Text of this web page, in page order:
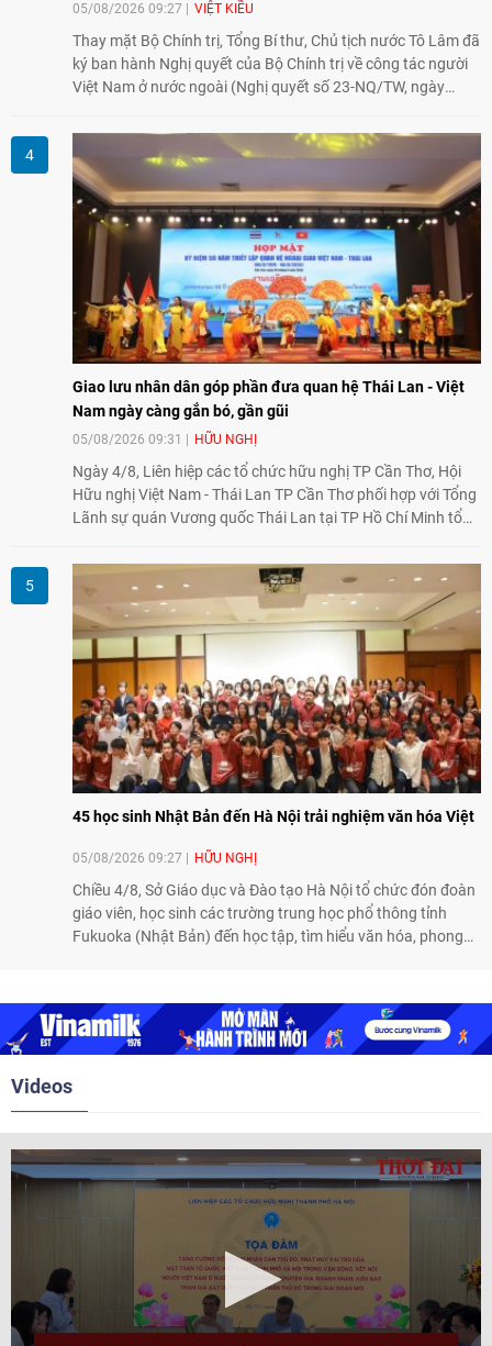
05/08/2026 09:27 VIỆT KIỀU
Thay mặt Bộ Chính trị, Tổng Bí thư, Chủ tịch nước Tô Lâm đã
ký ban hành Nghị quyết của Bộ Chính trị về công tác người
Việt Nam ở nước ngoài (Nghị quyết số 23-NQ/TW, ngày
Giao lưu nhân dân góp phần đưa quan hệ Thái Lan - Việt
Nam ngày càng gắn bó, gần gũi
05/08/2026 09:31 HỮU NGHỊ
Ngày 4/8, Liên hiệp các tổ chức hữu nghị TP Cần Thơ, Hội
Hữu nghị Việt Nam - Thái Lan TP Cần Thơ phối hợp với Tổng
Lãnh sự quán Vương quốc Thái Lan tại TP Hồ Chí Minh tổ
Việt Nam - Thái Lan (1976-2026). Tại đây, nhấn mạnh vai trò
của giao lưu nhân dân, Tổng Lãnh sự Thái Lan cho biết các
hoạt động trao đổi về văn hóa, giáo dục, du lịch, ẩm thực,
nghệ thuật và giao lưu thanh niên đã góp phần đưa quan hệ
Thái Lan - Việt Nam ngày càng gắn bó, gần gũi.
45 học sinh Nhật Bản đến Hà Nội trải nghiệm văn hóa Việt
05/08/2026 09:27 HỮU NGHỊ
Chiều 4/8, Sở Giáo dục và Đào tạo Hà Nội tổ chức đón đoàn
giáo viên, học sinh các trường trung học phổ thông tỉnh
Fukuoka (Nhật Bản) đến học tập, tìm hiểu văn hóa, phong
Videos